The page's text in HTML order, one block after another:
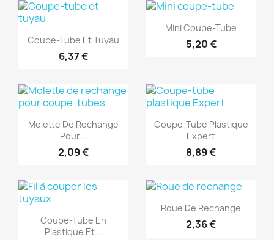
Aperçu rapide
Coupe-Tube Et Tuyau
6,37 €
Aperçu rapide
Mini Coupe-Tube
5,20 €
(1)
Aperçu rapide
Molette De Rechange
Pour...
2,09 €
(1)
Aperçu rapide
Coupe-Tube Plastique
Expert
8,89 €
Aperçu rapide
Coupe-Tube En
Plastique Et...
Aperçu rapide
Roue De Rechange
2,36 €
(1)